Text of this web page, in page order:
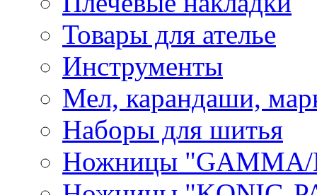
Товары для ателье
Инструменты
Мел, карандаши,
Наборы для шитья
Ножницы "GAMMA/